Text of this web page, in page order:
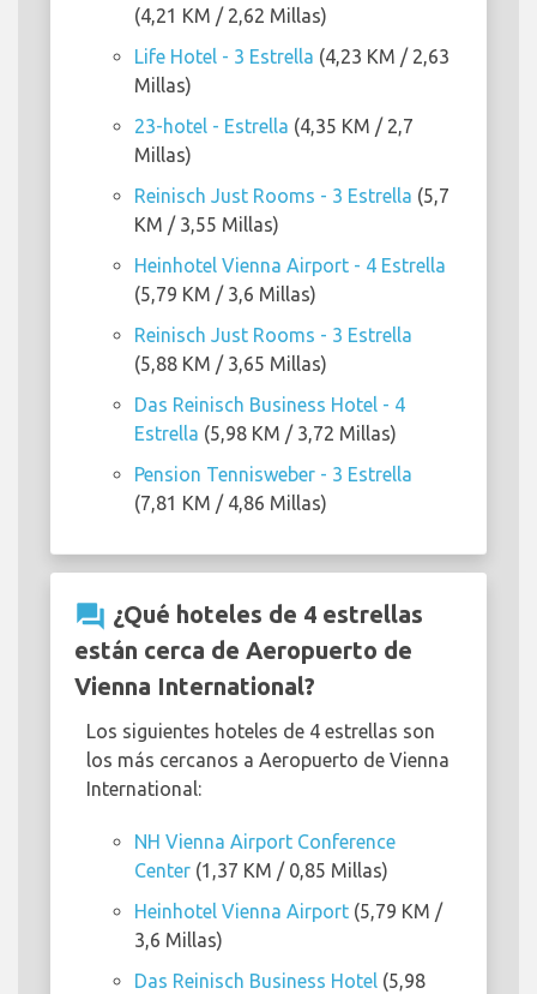
(4,21 KM / 2,62 Millas)
Life Hotel - 3 Estrella (4,23 KM / 2,63
Millas)
23-hotel - Estrella (4,35 KM / 2,7
Millas)
Reinisch Just Rooms - 3 Estrella (5,7
KM / 3,55 Millas)
Heinhotel Vienna Airport - 4 Estrella
(5,79 KM / 3,6 Millas)
Reinisch Just Rooms - 3 Estrella
(5,88 KM / 3,65 Millas)
Das Reinisch Business Hotel - 4
Estrella (5,98 KM / 3,72 Millas)
Pension Tennisweber - 3 Estrella
(7,81 KM / 4,86 Millas)
question_answer ¿Qué hoteles de 4 estrellas
están cerca de Aeropuerto de
Vienna International?
Los siguientes hoteles de 4 estrellas son
los más cercanos a Aeropuerto de Vienna
International:
NH Vienna Airport Conference
Center (1,37 KM / 0,85 Millas)
Heinhotel Vienna Airport (5,79 KM /
3,6 Millas)
Das Reinisch Business Hotel (5,98